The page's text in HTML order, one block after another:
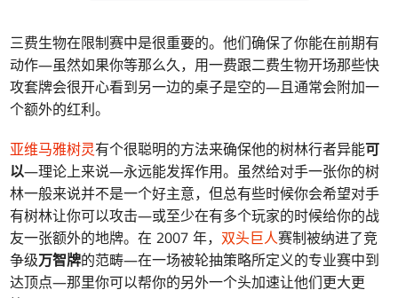
三费生物在限制赛中是很重要的。他们确保了你能在前期有
动作—虽然如果你等那么久，用一费跟二费生物开场那些快
攻套牌会很开心看到另一边的桌子是空的—且通常会附加一
个额外的红利。
亚维马雅树灵有个很聪明的方法来确保他的树林行者异能可
以—理论上来说—永远能发挥作用。虽然给对手一张你的树
林一般来说并不是一个好主意，但总有些时候你会希望对手
有树林让你可以攻击—或至少在有多个玩家的时候给你的战
友一张额外的地牌。在 2007 年， 双头巨人赛制被纳进了竞
争级万智牌的范畴—在一场被轮抽策略所定义的专业赛中到
达顶点—那里你可以帮你的另外一个头加速让他们更大更